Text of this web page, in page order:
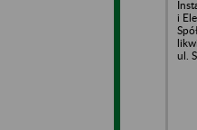
i
ul.